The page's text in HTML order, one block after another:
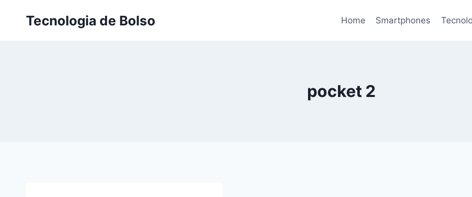
Tecnologia de Bolso Home Smartphones
pocket 2